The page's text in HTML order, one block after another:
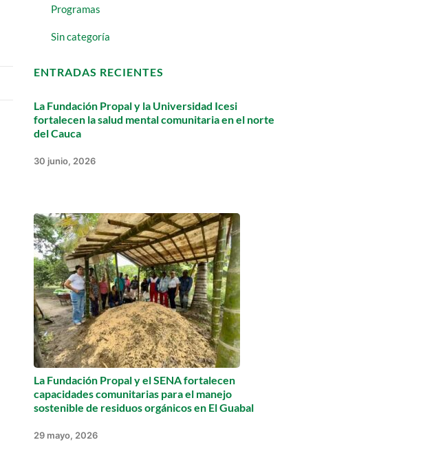
Programas
Sin categoría
ENTRADAS RECIENTES
La Fundación Propal y la Universidad Icesi
fortalecen la salud mental comunitaria en el norte
del Cauca
30 junio, 2026
La Fundación Propal y el SENA fortalecen
capacidades comunitarias para el manejo
sostenible de residuos orgánicos en El Guabal
29 mayo, 2026